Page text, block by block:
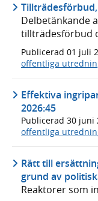
Tillträdesförbud,
Delbetänkande
tillträdesförbud
Publicerad 01 juli
offentliga
Effektiva
2026:45
Publicerad 30 juni
offentliga
Rätt till
grund av
Reaktorer som